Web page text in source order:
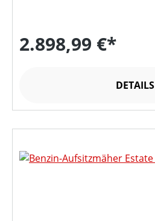
2.898,99 €*
DETAILS